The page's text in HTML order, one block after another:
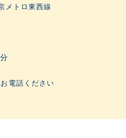
メトロ東西線
電話ください